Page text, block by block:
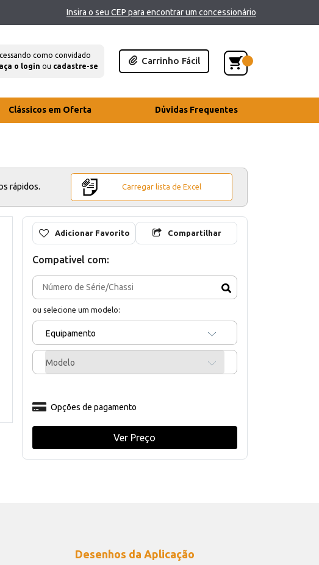
Insira o seu CEP para encontrar um concessionário
como convidado
o login ou cadastre-se
Carrinho Fácil
Clássicos em Oferta Dúvidas Frequentes
rápidos. Carregar lista de Excel
Adicionar Favorito Compartilhar
Compativel com:
ou selecione um modelo:
Equipamento
Modelo
Opções de pagamento
Ver Preço
Desenhos da Aplicação